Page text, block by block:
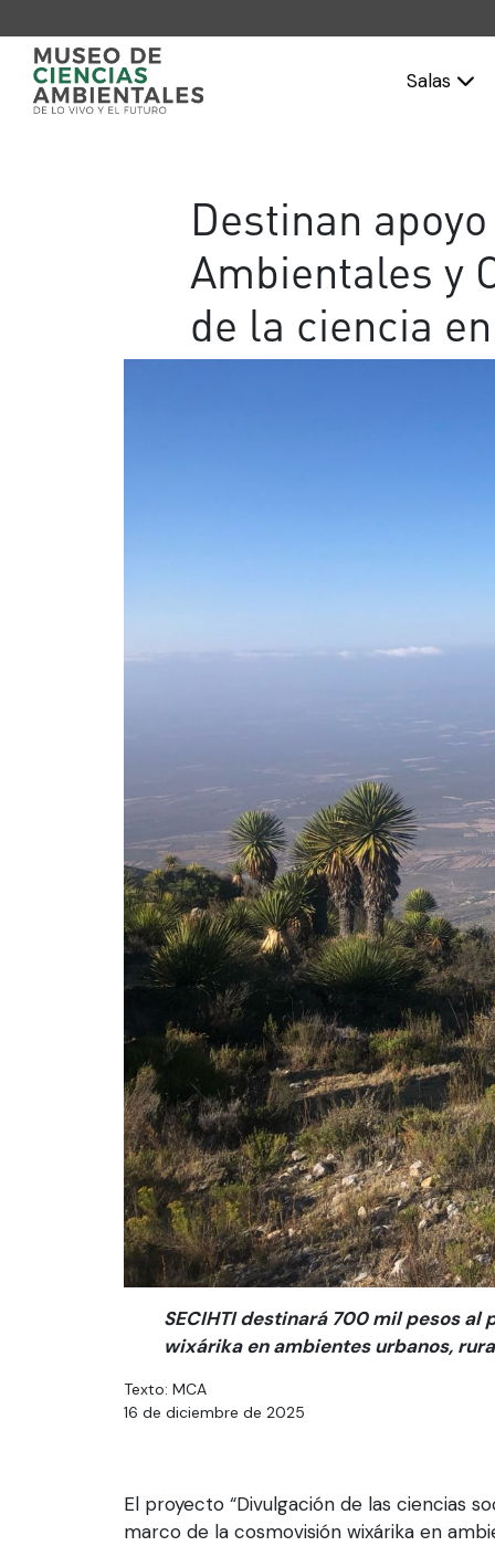
Salas
Destinan
Ambientales y
de la ciencia
SECIHTI destinará 700 mil pesos
wixárika en ambientes urbanos,
Texto: MCA
16 de diciembre de 2025
El proyecto “Divulgación de las ciencias
marco de la cosmovisión wixárika en